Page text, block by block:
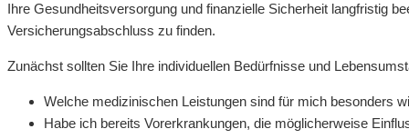
Ihre Gesundheitsversorgung und finanzielle Sicherheit langfristig
Versicherungsabschluss zu finden.
Zunächst sollten Sie Ihre individuellen Bedürfnisse und
Welche medizinischen Leistungen sind für mich besonders
Habe ich bereits Vorerkrankungen, die möglicherweise